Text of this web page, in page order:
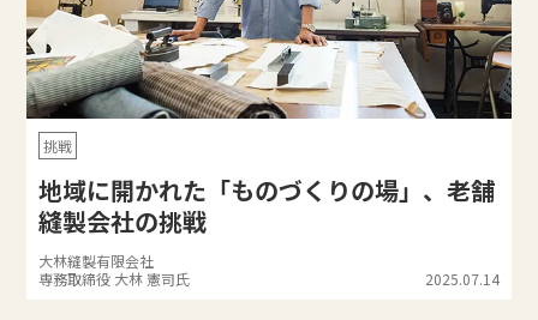
挑戦
地域に開かれた「ものづくりの場」、老舗
縫製会社の挑戦
大林縫製有限会社
専務取締役 大林 憲司氏
2025.07.14